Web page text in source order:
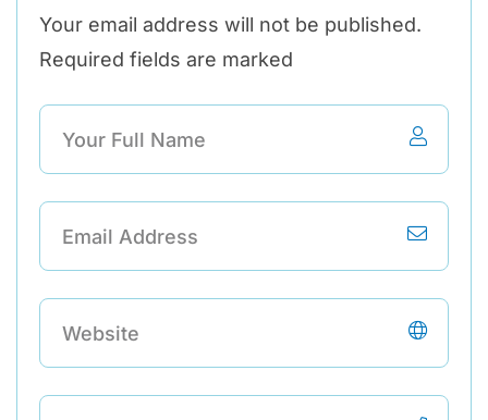
Your email address will not be published.
Required fields are marked